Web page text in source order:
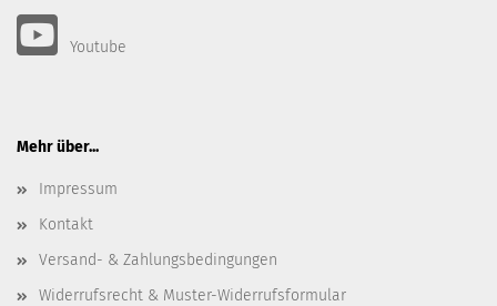
Youtube
Mehr über...
Impressum
Kontakt
Versand- & Zahlungsbedingungen
Widerrufsrecht & Muster-Widerrufsformular